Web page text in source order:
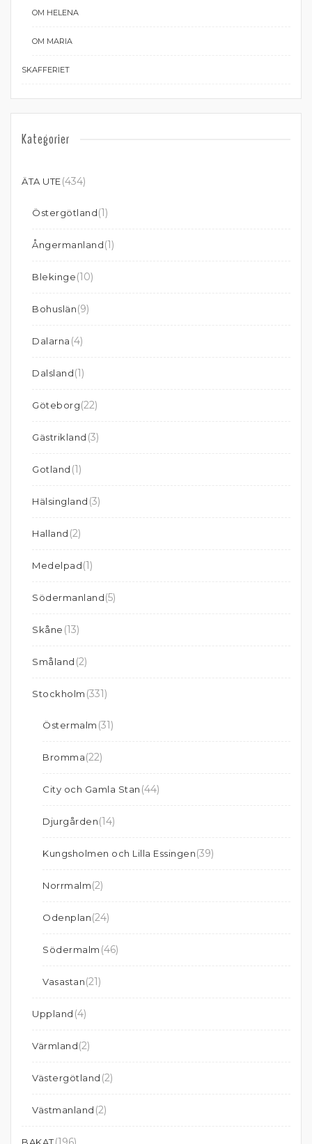
OM HELENA
OM MARIA
SKAFFERIET
Kategorier
ÄTA UTE(434)
Östergötland(1)
Ångermanland(1)
Blekinge(10)
Bohuslän(9)
Dalarna (4)
Dalsland(1)
Göteborg(22)
Gästrikland (3)
Gotland (1)
Hälsingland (3)
Halland (2)
Medelpad(1)
Södermanland(5)
Skåne (13)
Småland (2)
Stockholm (331)
Östermalm (31)
Bromma(22)
City och Gamla Stan (44)
Djurgården(14)
Kungsholmen och Lilla Essingen(39)
Norrmalm(2)
Odenplan(24)
Södermalm (46)
Vasastan(21)
Uppland (4)
Värmland(2)
Västergötland (2)
Västmanland (2)